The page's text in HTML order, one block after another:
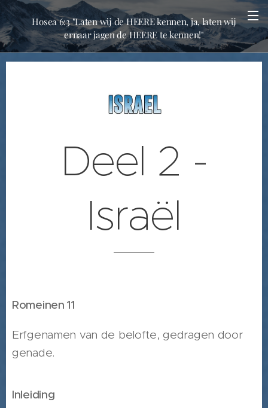
Hosea 6:3 "Laten wij de HEERE kennen, ja, laten wij
ernaar jagen de HEERE te kennen!"
Deel 2 -
Israël
Romeinen 11
Erfgenamen van de belofte, gedragen door
genade.
Inleiding